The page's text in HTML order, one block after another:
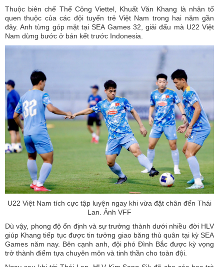
Thuộc biên chế Thể Công Viettel, Khuất Văn Khang là nhân tố
quen thuộc của các đội tuyển trẻ Việt Nam trong hai năm gần
đây. Anh từng góp mặt tại SEA Games 32, giải đấu mà U22 Việt
Nam dừng bước ở bán kết trước Indonesia.
U22 Việt Nam tích cực tập luyện ngay khi vừa đặt chân đến Thái
Lan. Ảnh VFF
Dù vậy, phong độ ổn định và sự trưởng thành dưới nhiều đời HLV
giúp Khang tiếp tục được tin tưởng giao băng thủ quân tại kỳ SEA
Games năm nay. Bên cạnh anh, đội phó Đình Bắc được kỳ vọng
trở thành điểm tựa chuyên môn và tinh thần cho toàn đội.